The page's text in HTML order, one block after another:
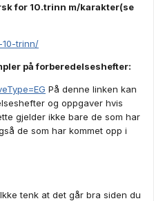
for 10.trinn m/karakter(se
10-trinn/
på forberedelseshefter:
På denne linken kan
og oppgaver hvis
gjelder ikke bare de som har
de som har kommet opp i
tenk at det går bra siden du